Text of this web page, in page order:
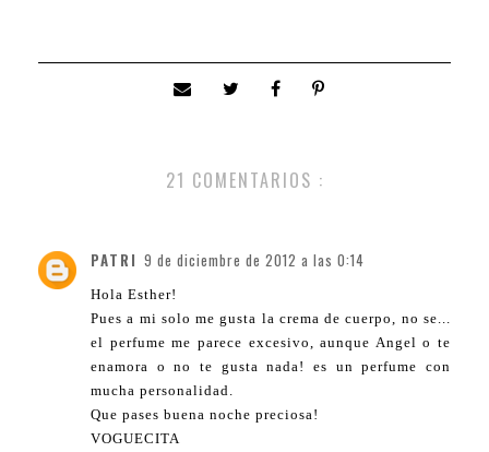
21 COMENTARIOS :
PATRI 9 de diciembre de 2012 a las 0:14
Hola Esther!
Pues a mi solo me gusta la crema de cuerpo, no se...
el perfume me parece excesivo, aunque Angel o te
enamora o no te gusta nada! es un perfume con
mucha personalidad.
Que pases buena noche preciosa!
VOGUECITA